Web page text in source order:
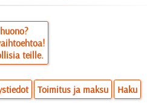
teille.
Toimitus ja maksu Haku